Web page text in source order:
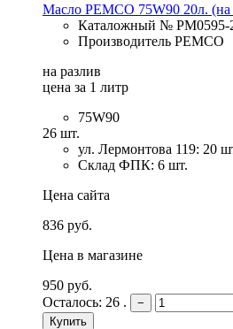
Масло PEMCO 75W90 20л. (на
Каталожный № PM0595-
Производитель PEMCO
на разлив
цена за 1 литр
75W90
26 шт.
ул. Лермонтова 119: 20
Склад ФПК: 6 шт.
Цена сайта
836 руб.
Цена в магазине
950 руб.
Осталось: 26 .
−
Купить